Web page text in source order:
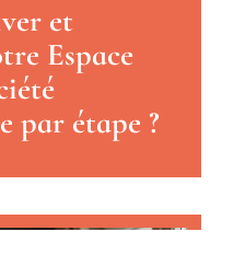
et
Espace
par étape ?